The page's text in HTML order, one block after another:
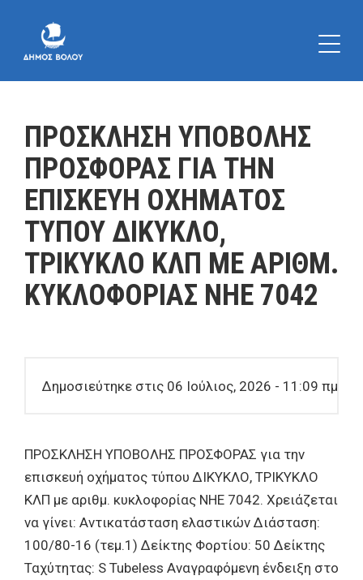
ΠΡΟΣΚΛΗΣΗ ΥΠΟΒΟΛΗΣ
ΠΡΟΣΦΟΡΑΣ ΓΙΑ ΤΗΝ
ΕΠΙΣΚΕΥΗ ΟΧΗΜΑΤΟΣ
ΤΥΠΟΥ ΔΙΚΥΚΛΟ,
ΤΡΙΚΥΚΛΟ ΚΛΠ ΜΕ ΑΡΙΘΜ.
ΚΥΚΛΟΦΟΡΙΑΣ ΝΗΕ 7042
Δημοσιεύτηκε στις 06 Ιούλιος, 2026 - 11:09 πμ
ΠΡΟΣΚΛΗΣΗ ΥΠΟΒΟΛΗΣ ΠΡΟΣΦΟΡΑΣ για την
επισκευή οχήματος τύπου ΔΙΚΥΚΛΟ, ΤΡΙΚΥΚΛΟ
ΚΛΠ με αριθμ. κυκλοφορίας ΝΗΕ 7042. Χρειάζεται
να γίνει: Αντικατάσταση ελαστικών Διάσταση:
100/80-16 (τεμ.1) Δείκτης Φορτίου: 50 Δείκτης
Ταχύτητας: S Tubeless Αναγραφόμενη ένδειξη στο